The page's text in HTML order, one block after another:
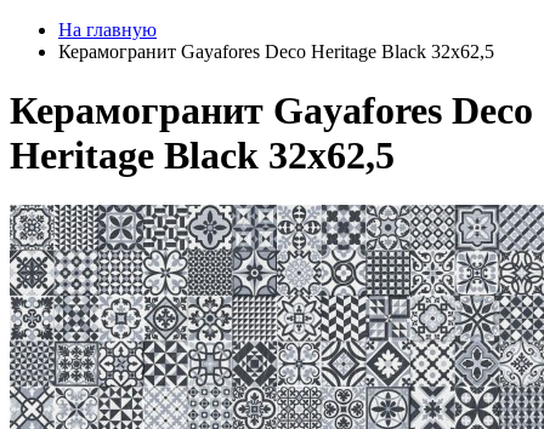
На главную
Керамогранит Gayafores Deco Heritage Black 32x62,5
Керамогранит Gayafores Deco
Heritage Black 32x62,5